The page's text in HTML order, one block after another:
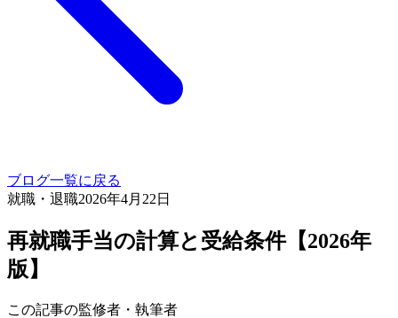
ブログ一覧に戻る
就職・退職2026年4月22日
再就職手当の計算と受給条件【2026年
版】
この記事の監修者・執筆者